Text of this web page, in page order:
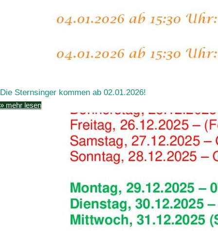
Die Sternsinger kommen ab 02.01.2026!
» mehr lesen